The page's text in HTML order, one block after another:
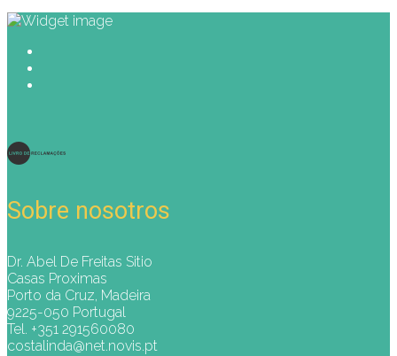
Sobre nosotros
Dr. Abel De Freitas Sitio
Casas Proximas
Porto da Cruz, Madeira
9225-050 Portugal
Tel. +351 291560080
costalinda@net.novis.pt